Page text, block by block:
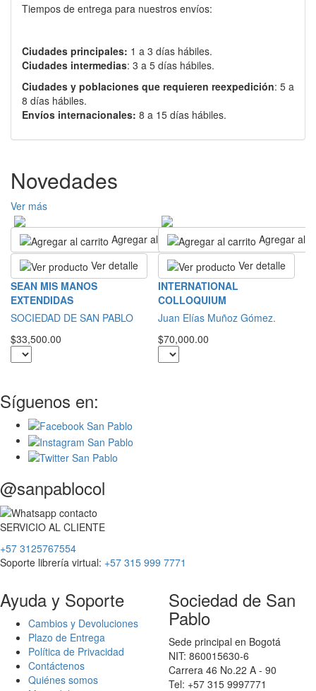
Tiempos de entrega para nuestros envíos:
Ciudades principales: 1 a 3 días hábiles.
Ciudades intermedias: 3 a 5 días hábiles.
Ciudades y poblaciones que requieren reexpedición: 5 a
8 días hábiles.
Envíos internacionales: 8 a 15 días hábiles.
Novedades
Ver más
Agregar al carrito
Ver detalle
SEAN MIS MANOS
EXTENDIDAS
SOCIEDAD DE SAN PABLO
$33,500.00
Agregar al
Ver detalle
INTERNATIONAL
COLLOQUIUM
Juan Elías Muñoz Gómez.
$70,000.00
Síguenos en:
@sanpablocol
SERVICIO AL CLIENTE
+57 3125767554
Soporte librería virtual: +57 315 999 7771
Ayuda y Soporte
Cambios y Devoluciones
Plazo de Entrega
Política de Privacidad
Contáctenos
Quiénes somos
Sociedad de San
Pablo
Sede principal en Bogotá
NIT: 860015630-6
Carrera 46 No.22 A - 90
Tel: +57 315 9997771